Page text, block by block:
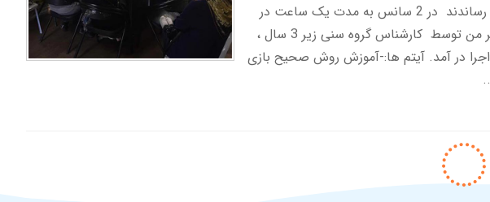
،که جدا سازی را به پایان رساندند در 2 سانس به مدت یک ساعت در
مکان جلسات موسسه مهر من توسط کارشناس گروه سنی زیر 3 سال ،
در آمد. آیتم ها:-آموزش روش صحیح بازی